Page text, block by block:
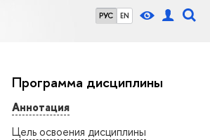
РУС EN
Программа дисциплины
Аннотация
Цель освоения дисциплины